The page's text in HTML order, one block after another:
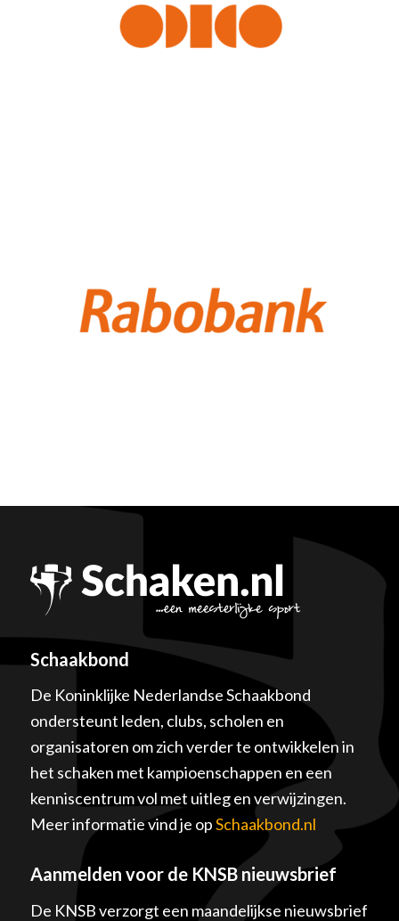
Schaakbond
De Koninklijke Nederlandse Schaakbond
ondersteunt leden, clubs, scholen en
organisatoren om zich verder te ontwikkelen in
het schaken met kampioenschappen en een
kenniscentrum vol met uitleg en verwijzingen.
Meer informatie vind je opSchaakbond.nl
Aanmelden voor de KNSB nieuwsbrief
De KNSB verzorgt een maandelijkse nieuwsbrief